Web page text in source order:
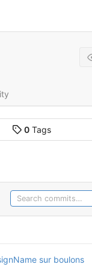
0 Tags
sur boulons